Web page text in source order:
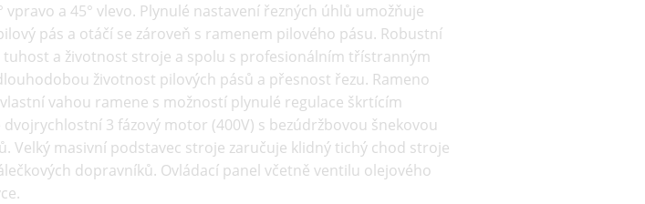
a 45° vlevo. Plynulé nastavení řezných úhlů umožňuje
pás a otáčí se zároveň s ramenem pilového pásu. Robustní
a životnost stroje a spolu s profesionálním třístranným
životnost pilových pásů a přesnost řezu. Rameno
vahou ramene s možností plynulé regulace škrtícím
3 fázový motor (400V) s bezúdržbovou šnekovou
Velký masivní podstavec stroje zaručuje klidný tichý chod stroje
dopravníků. Ovládací panel včetně ventilu olejového